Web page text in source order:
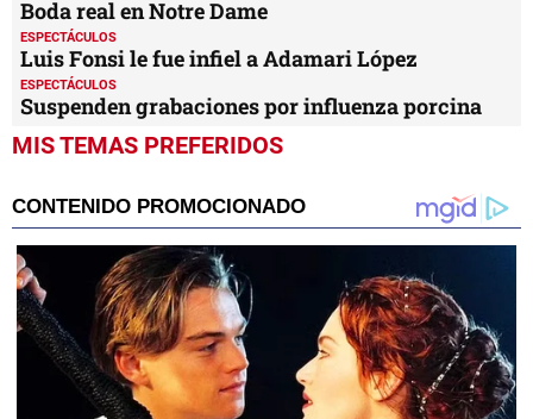
minutes,
33
seconds
Boda real en Notre Dame
ESPECTÁCULOS
Luis Fonsi le fue infiel a Adamari López
ESPECTÁCULOS
Suspenden grabaciones por influenza porcina
MIS TEMAS PREFERIDOS